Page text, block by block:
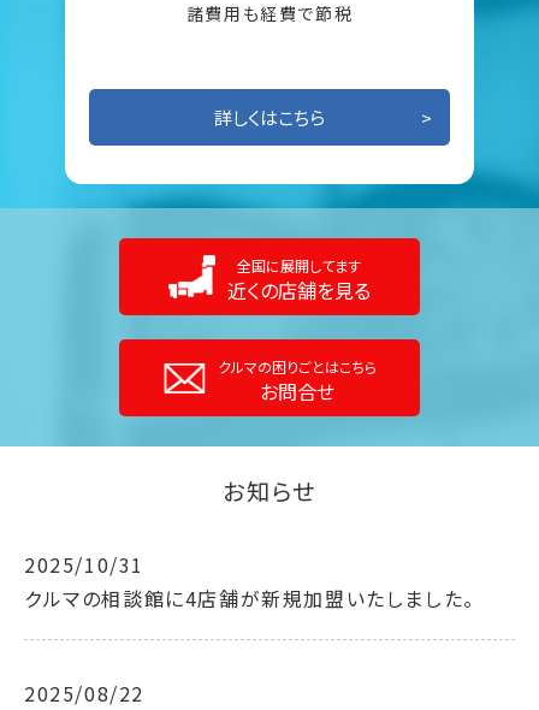
諸費用も経費で節税
詳しくはこちら
全国に展開してます
近くの店舗を見る
クルマの困りごとはこちら
お問合せ
お知らせ
2025/10/31
クルマの相談館に4店舗が新規加盟いたしました。
2025/08/22